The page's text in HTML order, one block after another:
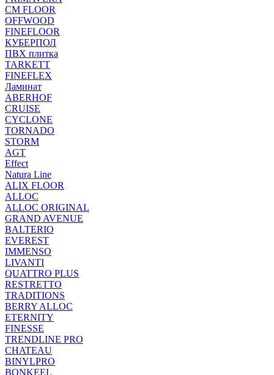
CM FLOOR
OFFWOOD
FINEFLOOR
КУБЕРПОЛ
ПВХ плитка
TARKETT
FINEFLEX
Ламинат
ABERHOF
CRUISE
CYCLONE
TORNADO
STORM
AGT
Effect
Natura Line
ALIX FLOOR
ALLOC
ALLOC ORIGINAL
GRAND AVENUE
BALTERIO
EVEREST
IMMENSO
LIVANTI
QUATTRO PLUS
RESTRETTO
TRADITIONS
BERRY ALLOC
ETERNITY
FINESSE
TRENDLINE PRO
CHATEAU
BINYLPRO
BONKEEL